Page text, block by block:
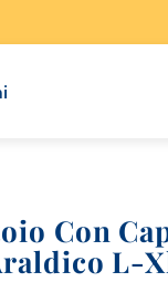
Con
L-